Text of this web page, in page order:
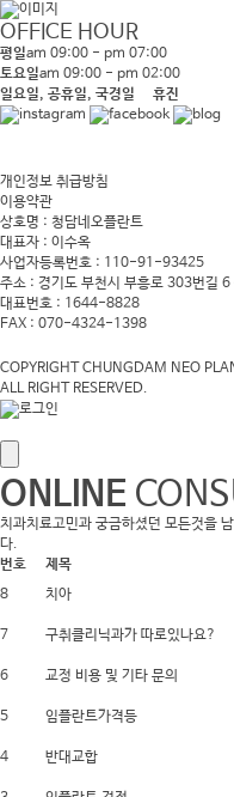
OFFICE HOUR
평일am 09:00 - pm 07:00
토요일am 09:00 - pm 02:00
일요일, 공휴일, 국경일 휴진
개인정보 취급방침
이용약관
상호명 : 청담네오플란트
대표자 : 이수옥
사업자등록번호 : 110-91-93425
주소 : 경기도 부천시 부흥로 303번길 6
대표번호 : 1644-8828
FAX : 070-4324-1398
COPYRIGHT CHUNGDAM NEO
ALL RIGHT RESERVED.
ONLINE
치과치료고민과 궁금하셨던 모든것을
다.
번호
제목
8
치아
7
구취클리닉과가 따로있나요?
6
교정 비용 및 기타 문의
5
임플란트가격등
4
반대교합